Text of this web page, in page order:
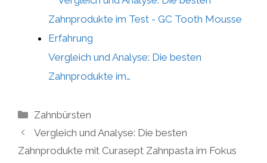
Vergleich und Analyse: Die besten
Zahnprodukte im…
Kategorien
Zahnbürsten
Vergleich und Analyse: Die besten
Zahnprodukte mit Curasept Zahnpasta im Fokus